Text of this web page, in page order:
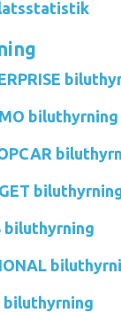
biluthyrning
biluthyrning
biluthyrning